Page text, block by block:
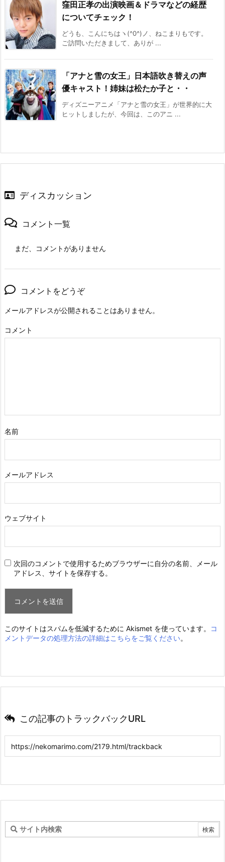
窪田正孝の出演映画＆ドラマなどの経歴
についてチェック！
どうも、こんにちはヽ(^0^)ノ、ねこまりもです。
ご訪問いただきまして、ありが ...
「アナと雪の女王」日本語吹き替えの声
優キャスト！姉妹は松たか子と・・
ディズニーアニメ「アナと雪の女王」が世界的に大
ヒットしましたが、今回は、このアニ ...
ディスカッション
コメント一覧
まだ、コメントがありません
コメントをどうぞ
メールアドレスが公開されることはありません。
コメント
名前
メールアドレス
ウェブサイト
次回のコメントで使用するためブラウザーに自分の名前、メール
アドレス、サイトを保存する。
このサイトはスパムを低減するために Akismet を使っています。
コ
メントデータの処理方法の詳細はこちらをご覧ください。
この記事のトラックバックURL